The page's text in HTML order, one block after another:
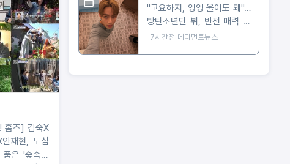
] 김숙X
안재현, 도심
품은 '숲속의
"고요하지, 엉엉 울어도 돼"…
방탄소년단 뷔, 반전 매력 근
황 공개
7시간전 메디먼트뉴스